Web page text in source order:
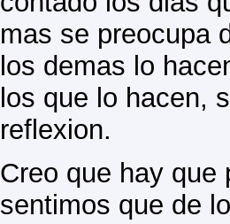
mas se preocupa
los demas lo
los que lo hacen,
reflexion.
Creo que hay que
sentimos que de